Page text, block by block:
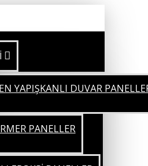
YAPIŞKANLI DUVAR
PANELLER